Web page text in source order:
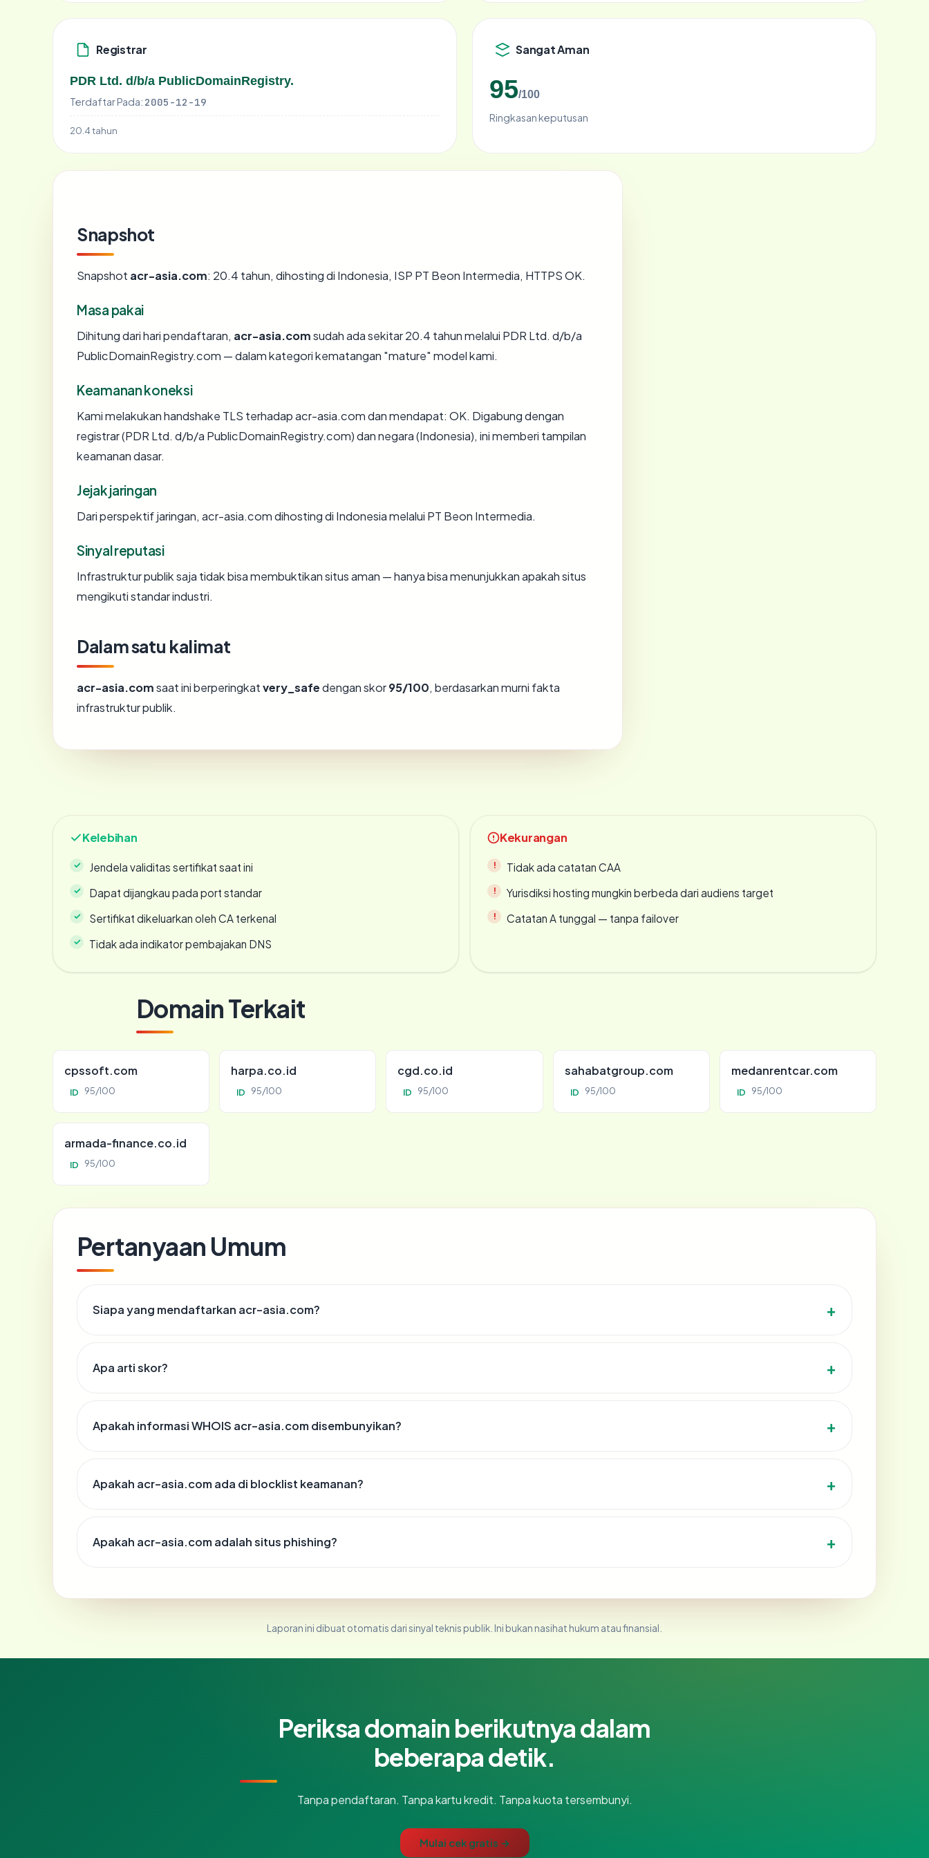
Registrar
PDR Ltd. d/b/a PublicDomainRegistry.
Terdaftar Pada: 2005-12-19
20.4 tahun
Sangat Aman
95/100
Ringkasan keputusan
Snapshot
Snapshot acr-asia.com: 20.4 tahun, dihosting di Indonesia, ISP PT Beon Intermedia, HTTPS OK.
Masa pakai
Dihitung dari hari pendaftaran, acr-asia.comsudah ada sekitar 20.4 tahun melalui PDR Ltd. d/b/a
PublicDomainRegistry.com — dalam kategori kematangan "mature" model kami.
Keamanan koneksi
Kami melakukan handshake TLS terhadap acr-asia.com dan mendapat: OK. Digabung dengan
registrar (PDR Ltd. d/b/a PublicDomainRegistry.com) dan negara (Indonesia), ini memberi tampilan
keamanan dasar.
Jejak jaringan
Dari perspektif jaringan, acr-asia.com dihosting di Indonesia melalui PT Beon Intermedia.
Sinyal reputasi
Infrastruktur publik saja tidak bisa membuktikan situs aman — hanya bisa menunjukkan apakah situs
mengikuti standar industri.
Dalam satu kalimat
acr-asia.comsaat ini berperingkatvery_safedengan skor95/100, berdasarkan murni fakta
infrastruktur publik.
Kelebihan
Jendela validitas sertifikat saat ini
Dapat dijangkau pada port standar
Sertifikat dikeluarkan oleh CA terkenal
Tidak ada indikator pembajakan DNS
Kekurangan
Tidak ada catatan CAA
Yurisdiksi hosting mungkin berbeda dari audiens target
Catatan A tunggal — tanpa failover
Domain Terkait
cpssoft.com
ID 95/100
harpa.co.id
ID 95/100
cgd.co.id
ID 95/100
sahabatgroup.com
ID 95/100
medanrentcar.com
ID 95/100
armada-finance.co.id
ID 95/100
Pertanyaan Umum
Siapa yang mendaftarkan acr-asia.com?
Apa arti skor?
Apakah informasi WHOIS acr-asia.com disembunyikan?
Apakah acr-asia.com ada di blocklist keamanan?
Apakah acr-asia.com adalah situs phishing?
Laporan ini dibuat otomatis dari sinyal teknis publik. Ini bukan nasihat hukum atau finansial.
Periksa domain berikutnya dalam
beberapa detik.
Tanpa pendaftaran. Tanpa kartu kredit. Tanpa kuota tersembunyi.
Mulai cek gratis →